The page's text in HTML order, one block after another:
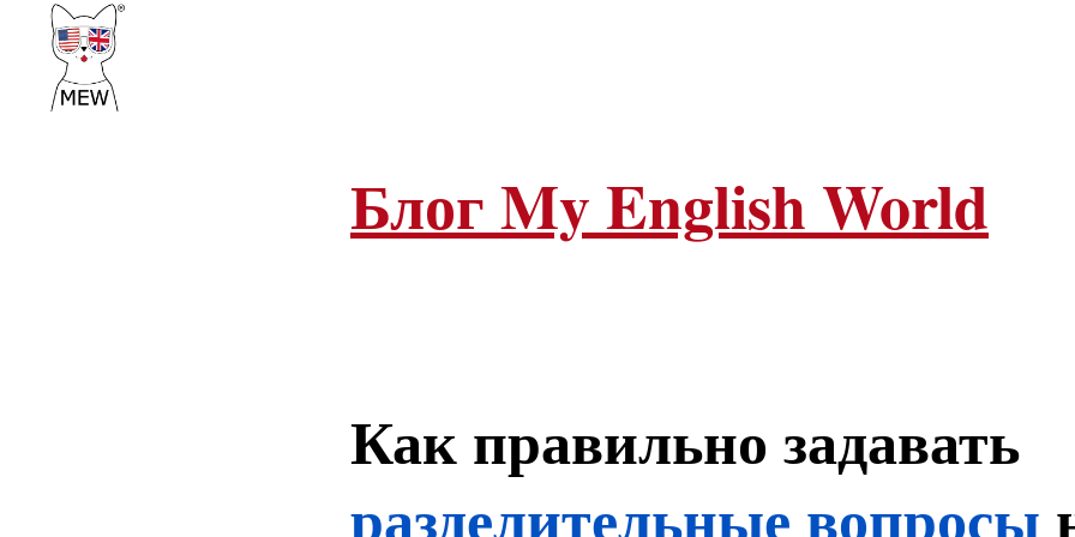
Блог My English World
Как правильно задавать
разделительные вопросы